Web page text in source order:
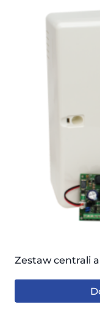
Zestaw centrali